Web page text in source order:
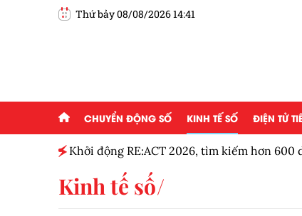
Thứ bảy 08/08/2026 14:41
CHUYỂN ĐỘNG SỐ KINH TẾ SỐ ĐIỆN TỬ
Khởi động RE:ACT 2026, tìm kiếm hơn 600
Kinh tế số